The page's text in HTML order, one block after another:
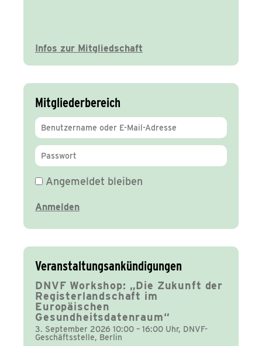
Infos zur Mitgliedschaft
Mitgliederbereich
Angemeldet bleiben
Veranstaltungsankündigungen
DNVF Workshop: „Die Zukunft der
Registerlandschaft im
Europäischen
Gesundheitsdatenraum“
3. September 2026 10:00 – 16:00 Uhr, DNVF-
Geschäftsstelle, Berlin